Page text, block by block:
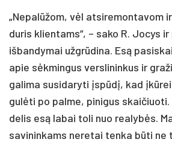
„Ne­palū­žom, vėl at­si­re­mon­ta­vom
du­ris klien­tams“, – sa­ko R. Jo­cys
iš­ban­dy­mai užgrū­di­na. Esą
apie sėkmin­gus vers­li­nin­kus ir
ga­li­ma su­si­da­ry­ti įspūdį, kad
gulė­ti po pal­me, pi­ni­gus
de­lis esą la­bai to­li nuo rea­lybės.
sa­vi­nin­kams ne­re­tai ten­ka būti